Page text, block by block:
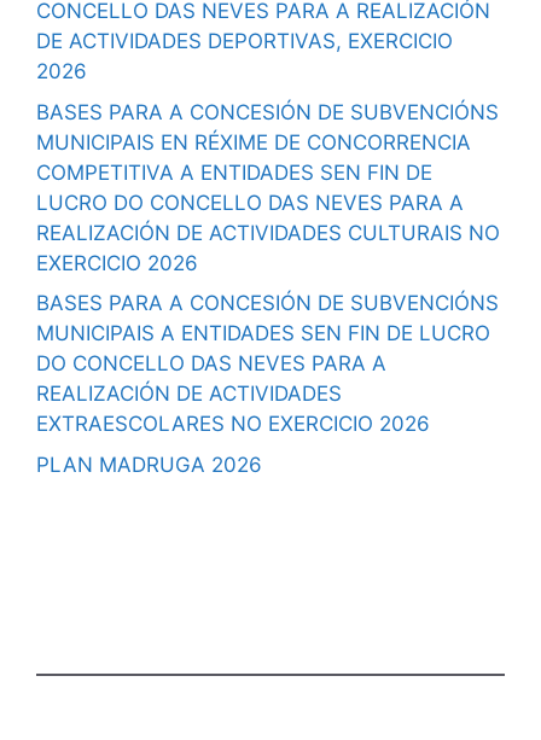
CONCELLO DAS NEVES PARA A REALIZACIÓN
DE ACTIVIDADES DEPORTIVAS, EXERCICIO
2026
BASES PARA A CONCESIÓN DE SUBVENCIÓNS
MUNICIPAIS EN RÉXIME DE CONCORRENCIA
COMPETITIVA A ENTIDADES SEN FIN DE
LUCRO DO CONCELLO DAS NEVES PARA A
REALIZACIÓN DE ACTIVIDADES CULTURAIS NO
EXERCICIO 2026
BASES PARA A CONCESIÓN DE SUBVENCIÓNS
MUNICIPAIS A ENTIDADES SEN FIN DE LUCRO
DO CONCELLO DAS NEVES PARA A
REALIZACIÓN DE ACTIVIDADES
EXTRAESCOLARES NO EXERCICIO 2026
PLAN MADRUGA 2026